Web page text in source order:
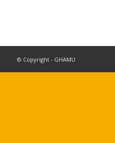
© Copyright - GHAMU